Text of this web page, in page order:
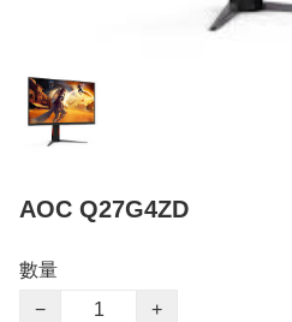
AOC Q27G4ZD
數量
−
+